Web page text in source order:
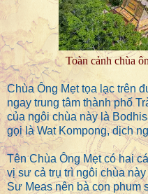
Toàn cảnh chùa
Chùa Ông Mẹt tọa lạc trên
ngay trung tâm thành phố
của ngôi chùa này là
gọi là Wat Kompong, dịch
Tên Chùa Ông Mẹt có hai
vị sư cả trụ trì ngôi chùa
Sư Meas nên bà con phum